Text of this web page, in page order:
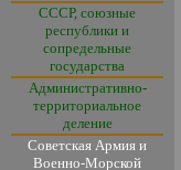
СССР, союзные
республики и
сопредельные
государства
Административно-
территориальное
деление
Советская Армия и
Военно-Морской